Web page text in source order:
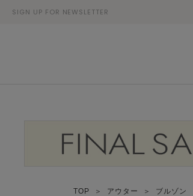
SIGN UP FOR NEWSLETTER
TOP ＞ アウター ＞ ブルゾン